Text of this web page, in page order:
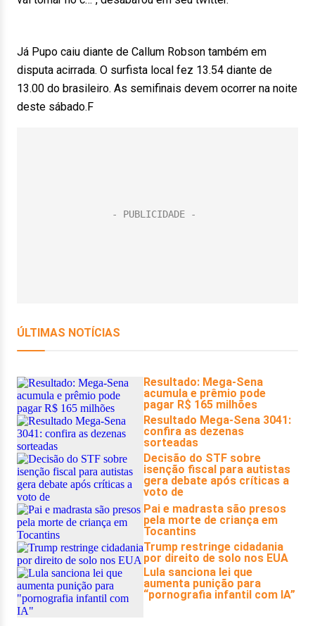
Já Pupo caiu diante de Callum Robson também em
disputa acirrada. O surfista local fez 13.54 diante de
13.00 do brasileiro. As semifinais devem ocorrer na noite
deste sábado.F